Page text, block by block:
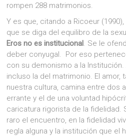
rompen 288 matrimonios.
Y es que, citando a Ricoeur
que se diga del equilibro de la
Eros no es institucional . Se le
deber conyugal. Por eso
con su demonismo a la
incluso la del matrimonio. El amor,
nuestra cultura, camina entre dos
errante y el de una voluntad
caricatura rigorista de la fidelidad.
raro el encuentro, en la fidelidad
regla alguna y la institución que el